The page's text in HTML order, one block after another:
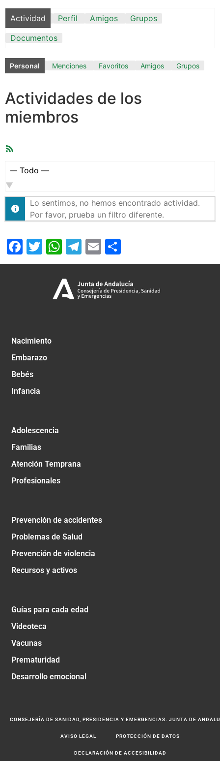
Actividad Perfil Amigos
Grupos
Documentos
Personal Menciones Favoritos Amigos Grupos
Actividades de los
miembros
Mostrar:
Lo sentimos, no hemos encontrado actividad.
Por favor, prueba un filtro diferente.
Facebook
Twitter
WhatsApp
Telegram
Email
Nacimiento
Embarazo
Bebés
Infancia
Adolescencia
Familias
Atención Temprana
Profesionales
Prevención de accidentes
Problemas de Salud
Prevención de violencia
Recursos y activos
Guías para cada edad
Videoteca
Vacunas
Prematuridad
Desarrollo emocional
CONSEJERÍA DE SANIDAD, PRESIDENCIA Y EMERGENCIAS. JUNTA DE
AVISO LEGAL PROTECCIÓN DE DATOS
DECLARACIÓN DE ACCESIBILIDAD